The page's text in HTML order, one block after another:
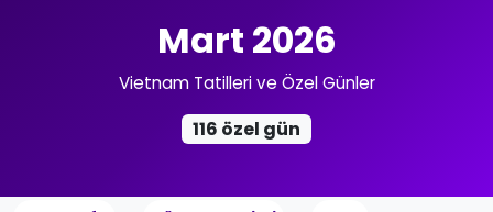
Mart 2026
Vietnam Tatilleri ve Özel Günler
116 özel gün